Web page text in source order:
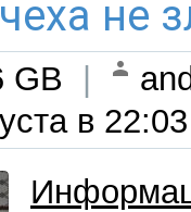
не
GB
в 22:03